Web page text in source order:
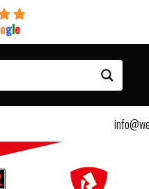
ogle